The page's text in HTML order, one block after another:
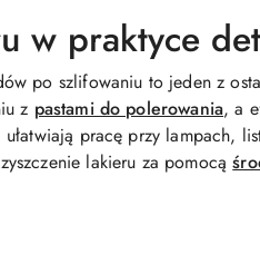
w praktyce
po szlifowaniu to jeden z
z pastami do polerowania, a
pracę przy lampach,
lakieru za pomocą